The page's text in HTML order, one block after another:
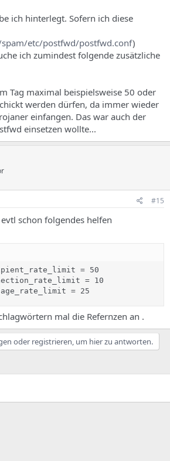
ich hinterlegt. Sofern ich diese
etc/postfwd/postfwd.conf)
ich zumindest folgende zusätzliche
Tag maximal beispielsweise 50 oder
werden dürfen, da immer wieder
einfangen. Das war auch der
einsetzen wollte...
#15
schon folgendes helfen
= 50
= 10
= 25
mal die Refernzen an .
oder registrieren, um hier zu antworten.